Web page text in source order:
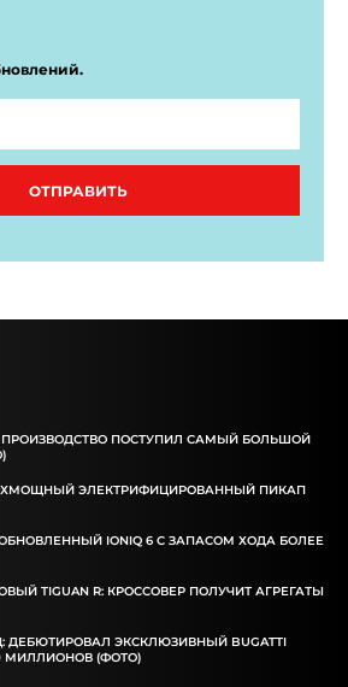
ОТПРАВИТЬ
ПОСТУПИЛ САМЫЙ БОЛЬШОЙ
ЭЛЕКТРИФИЦИРОВАННЫЙ ПИКАП
IONIQ 6 С ЗАПАСОМ ХОДА БОЛЕЕ
TIGUAN R: КРОССОВЕР ПОЛУЧИТ АГРЕГАТЫ
ДЕБЮТИРОВАЛ ЭКСКЛЮЗИВНЫЙ BUGATTI
МИЛЛИОНОВ (ФОТО)